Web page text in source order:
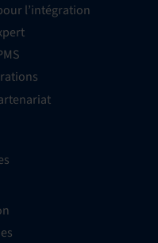
l’intégration